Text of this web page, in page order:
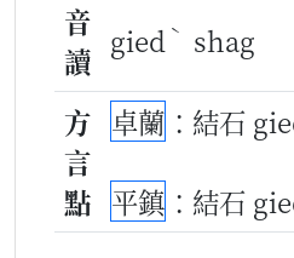
音
讀
gied ˋ shag
方
言
點
卓蘭 ：結石
平鎮 ：結石